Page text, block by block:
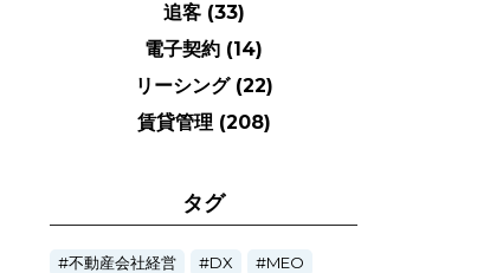
追客 (33)
電子契約 (14)
リーシング (22)
賃貸管理 (208)
タグ
不動産会社経営 DX
MEO